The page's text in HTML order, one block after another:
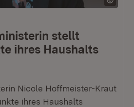
stellt
ihres Haushalts
Nicole Hoffmeister-Kraut
ihres Haushalts